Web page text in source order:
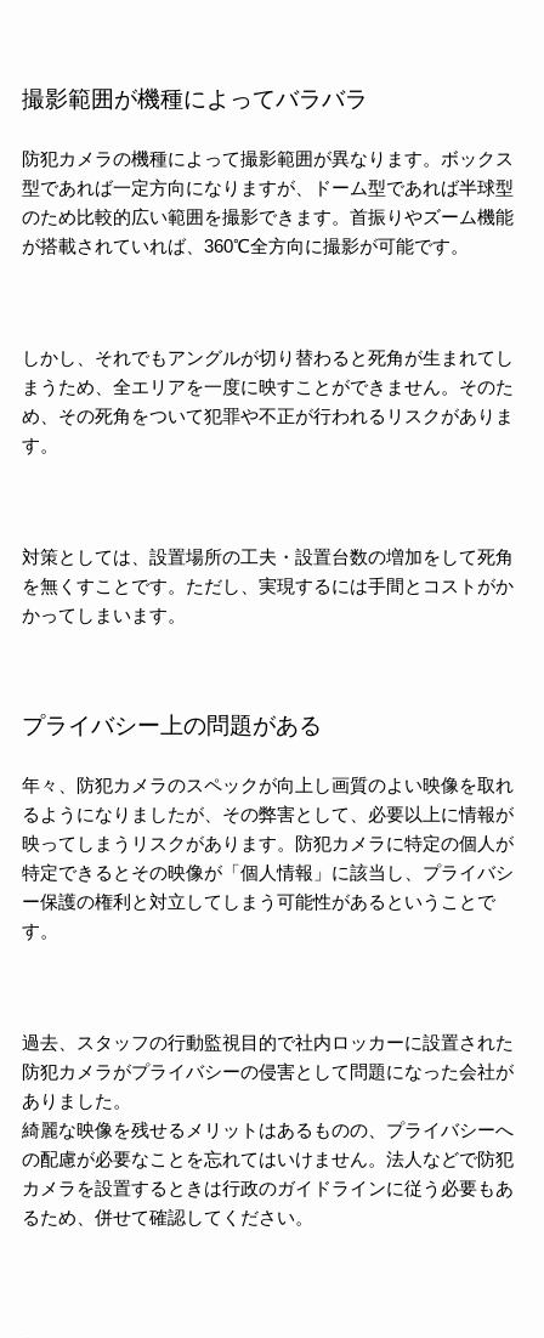
撮影範囲が機種によってバラバラ
防犯カメラの機種によって撮影範囲が異なります。ボックス
型であれば一定方向になりますが、ドーム型であれば半球型
のため比較的広い範囲を撮影できます。首振りやズーム機能
が搭載されていれば、360℃全方向に撮影が可能です。
しかし、それでもアングルが切り替わると死角が生まれてし
まうため、全エリアを一度に映すことができません。そのた
め、その死角をついて犯罪や不正が行われるリスクがありま
す。
対策としては、設置場所の工夫・設置台数の増加をして死角
を無くすことです。ただし、実現するには手間とコストがか
かってしまいます。
プライバシー上の問題がある
年々、防犯カメラのスペックが向上し画質のよい映像を取れ
るようになりましたが、その弊害として、必要以上に情報が
映ってしまうリスクがあります。防犯カメラに特定の個人が
特定できるとその映像が「個人情報」に該当し、プライバシ
ー保護の権利と対立してしまう可能性があるということで
す。
過去、スタッフの行動監視目的で社内ロッカーに設置された
防犯カメラがプライバシーの侵害として問題になった会社が
ありました。
綺麗な映像を残せるメリットはあるものの、プライバシーへ
の配慮が必要なことを忘れてはいけません。法人などで防犯
カメラを設置するときは行政のガイドラインに従う必要もあ
るため、併せて確認してください。